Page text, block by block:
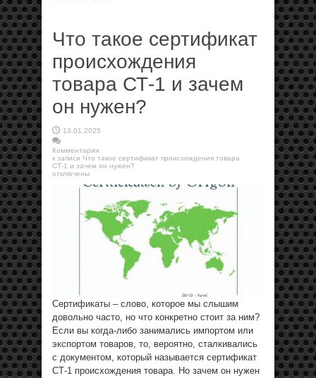
Что такое сертификат
происхождения
товара СТ-1 и зачем
он нужен?
13.01.2025
Комментарии
к записи Что такое сертификат происхождения товара
СТ-1 и зачем он нужен?
отключены
Сертификаты – слово, которое мы слышим
довольно часто, но что конкретно стоит за ним?
Если вы когда-либо занимались импортом или
экспортом товаров, то, вероятно, сталкивались
с документом, который называется сертификат
СТ-1 происхождения товара. Но зачем он нужен